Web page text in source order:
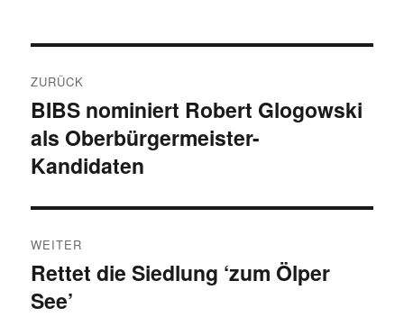
ZURÜCK
Vorheriger
Beitrag:
BIBS nominiert Robert Glogowski
als Oberbürgermeister-
Kandidaten
WEITER
Nächster
Beitrag:
Rettet die Siedlung ‘zum Ölper
See’